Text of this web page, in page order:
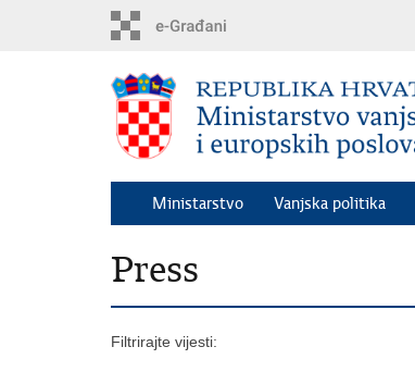
Ministarstvo Vanjska politika
Press
Filtrirajte vijesti: